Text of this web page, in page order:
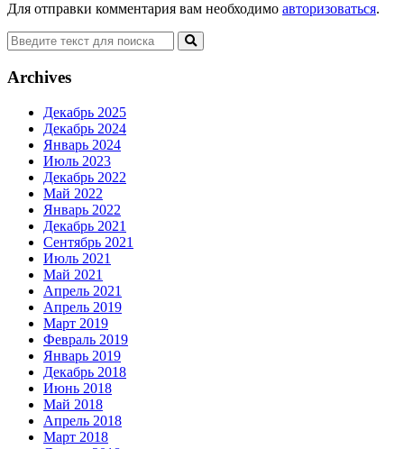
Для отправки комментария вам необходимо авторизоваться.
Archives
Декабрь 2025
Декабрь 2024
Январь 2024
Июль 2023
Декабрь 2022
Май 2022
Январь 2022
Декабрь 2021
Сентябрь 2021
Июль 2021
Май 2021
Апрель 2021
Апрель 2019
Март 2019
Февраль 2019
Январь 2019
Декабрь 2018
Июнь 2018
Май 2018
Апрель 2018
Март 2018